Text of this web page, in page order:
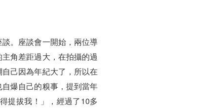
。座談會一開始，兩位導
角差距過大，在拍攝的過
己因為年紀大了，所以在
爆自己的糗事，提到當年
提拔我！」，經過了10多